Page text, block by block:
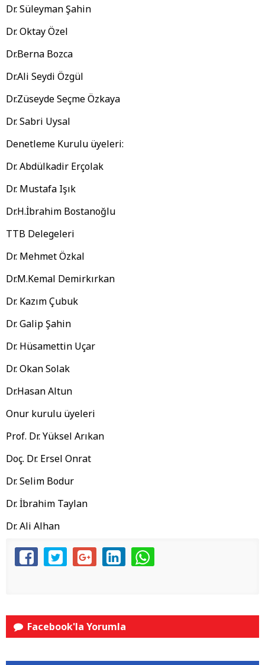
Dr. Süleyman Şahin
Dr. Oktay Özel
Dr.Berna Bozca
Dr.Ali Seydi Özgül
Dr.Züseyde Seçme Özkaya
Dr. Sabri Uysal
Denetleme Kurulu üyeleri:
Dr. Abdülkadir Erçolak
Dr. Mustafa Işık
Dr.H.İbrahim Bostanoğlu
TTB Delegeleri
Dr. Mehmet Özkal
Dr.M.Kemal Demirkırkan
Dr. Kazım Çubuk
Dr. Galip Şahin
Dr. Hüsamettin Uçar
Dr. Okan Solak
Dr.Hasan Altun
Onur kurulu üyeleri
Prof. Dr. Yüksel Arıkan
Doç. Dr. Ersel Onrat
Dr. Selim Bodur
Dr. İbrahim Taylan
Dr. Ali Alhan
Facebook'la Yorumla